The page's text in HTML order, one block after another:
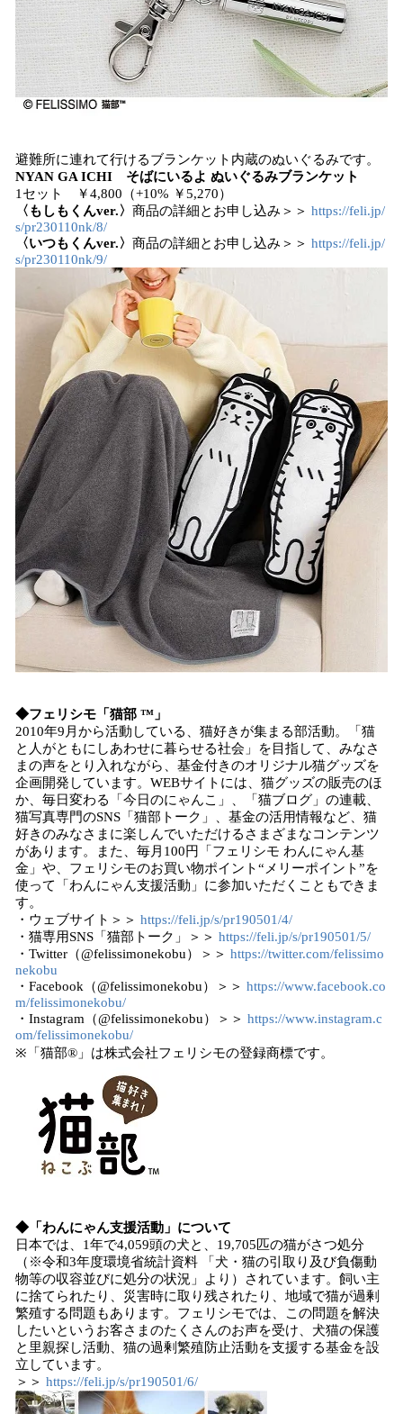
避難所に連れて行けるブランケット内蔵のぬいぐるみです。
NYAN GA ICHI そばにいるよ ぬいぐるみブランケット
1セット ￥4,800（+10% ￥5,270）
〈もしもくんver.〉 商品の詳細とお申し込み＞＞ https://feli.jp/
s/pr230110nk/8/
〈いつもくんver.〉 商品の詳細とお申し込み＞＞ https://feli.jp/
s/pr230110nk/9/
◆フェリシモ「猫部 ™」
2010年9月から活動している、猫好きが集まる部活動。「猫
と人がともにしあわせに暮らせる社会」を目指して、みなさ
まの声をとり入れながら、基金付きのオリジナル猫グッズを
企画開発しています。WEBサイトには、猫グッズの販売のほ
か、毎日変わる「今日のにゃんこ」、「猫ブログ」の連載、
猫写真専門のSNS「猫部トーク」、基金の活用情報など、猫
好きのみなさまに楽しんでいただけるさまざまなコンテンツ
があります。また、毎月100円「フェリシモ わんにゃん基
金」や、フェリシモのお買い物ポイント“メリーポイント”を
使って「わんにゃん支援活動」に参加いただくこともできま
す。
・ウェブサイト＞＞ https://feli.jp/s/pr190501/4/
・猫専用SNS「猫部トーク」＞＞ https://feli.jp/s/pr190501/5/
・Twitter（@felissimonekobu）＞＞ https://twitter.com/felissimo
nekobu
・Facebook（@felissimonekobu）＞＞ https://www.facebook.co
m/felissimonekobu/
・Instagram（@felissimonekobu）＞＞ https://www.instagram.c
om/felissimonekobu/
※「猫部®」は株式会社フェリシモの登録商標です。
◆「わんにゃん支援活動」について
日本では、1年で4,059頭の犬と、19,705匹の猫がさつ処分
（※令和3年度環境省統計資料 「犬・猫の引取り及び負傷動
物等の収容並びに処分の状況」より）されています。飼い主
に捨てられたり、災害時に取り残されたり、地域で猫が過剰
繁殖する問題もあります。フェリシモでは、この問題を解決
したいというお客さまのたくさんのお声を受け、犬猫の保護
と里親探し活動、猫の過剰繁殖防止活動を支援する基金を設
立しています。
＞＞ https://feli.jp/s/pr190501/6/